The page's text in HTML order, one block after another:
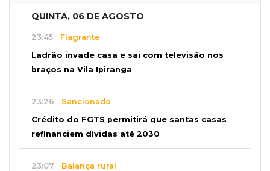
QUINTA, 06 DE AGOSTO
23:45 Flagrante
Ladrão invade casa e sai com televisão nos
braços na Vila Ipiranga
23:26 Sancionado
Crédito do FGTS permitirá que santas casas
refinanciem dívidas até 2030
23:07 Balança rural